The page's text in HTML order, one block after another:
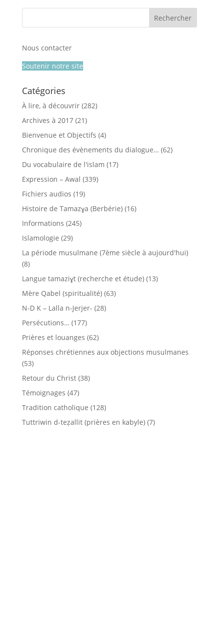
Nous contacter
Soutenir notre site
Catégories
À lire, à découvrir(282)
Archives à 2017(21)
Bienvenue et Objectifs (4)
Chronique des évènements du dialogue… (62)
Du vocabulaire de l'islam (17)
Expression – Awal (339)
Fichiers audios (19)
Histoire de Tamazɣa (Berbérie)(16)
Informations (245)
Islamologie (29)
La période musulmane (7ème siècle à aujourd'hui)
(8)
Langue tamaziɣt (recherche et étude)(13)
Mère Qabel (spiritualité)(63)
N-D K – Lalla n-Jerjer- (28)
Persécutions… (177)
Prières et louanges (62)
Réponses chrétiennes aux objections musulmanes
(53)
Retour du Christ(38)
Témoignages (47)
Tradition catholique (128)
Tuttriwin d-teẓallit (prières en kabyle)(7)